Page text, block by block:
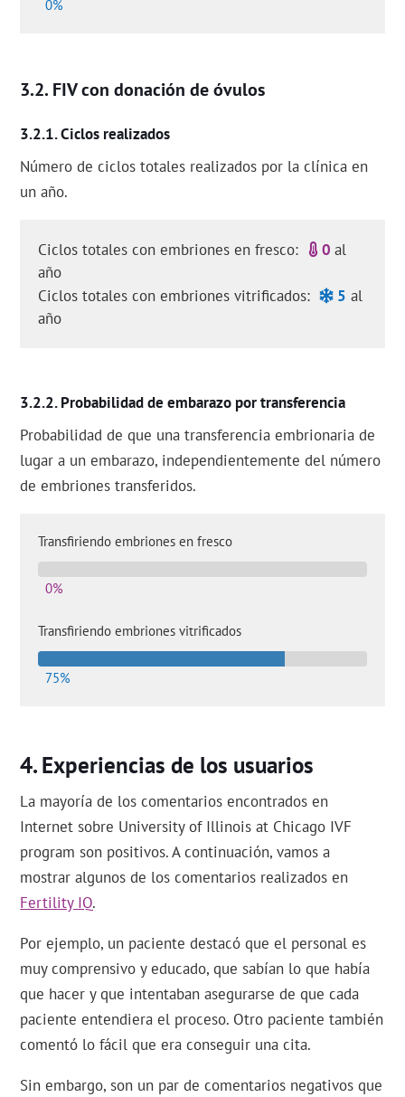
0%
FIV con donación de óvulos
Ciclos realizados
Número de ciclos totales realizados por la clínica en
un año.
Ciclos totales con embriones en fresco: 0al
año
Ciclos totales con embriones vitrificados:
5 al
año
Probabilidad de embarazo por transferencia
Probabilidad de que una transferencia embrionaria de
lugar a un embarazo, independientemente del número
de embriones transferidos.
Transfiriendo embriones en fresco
0%
Transfiriendo embriones vitrificados
75%
Experiencias de los usuarios
La mayoría de los comentarios encontrados en
Internet sobre University of Illinois at Chicago IVF
program son positivos. A continuación, vamos a
mostrar algunos de los comentarios realizados en
Fertility IQ.
Por ejemplo, un paciente destacó que el personal es
muy comprensivo y educado, que sabían lo que había
que hacer y que intentaban asegurarse de que cada
paciente entendiera el proceso. Otro paciente también
comentó lo fácil que era conseguir una cita.
Sin embargo, son un par de comentarios negativos que